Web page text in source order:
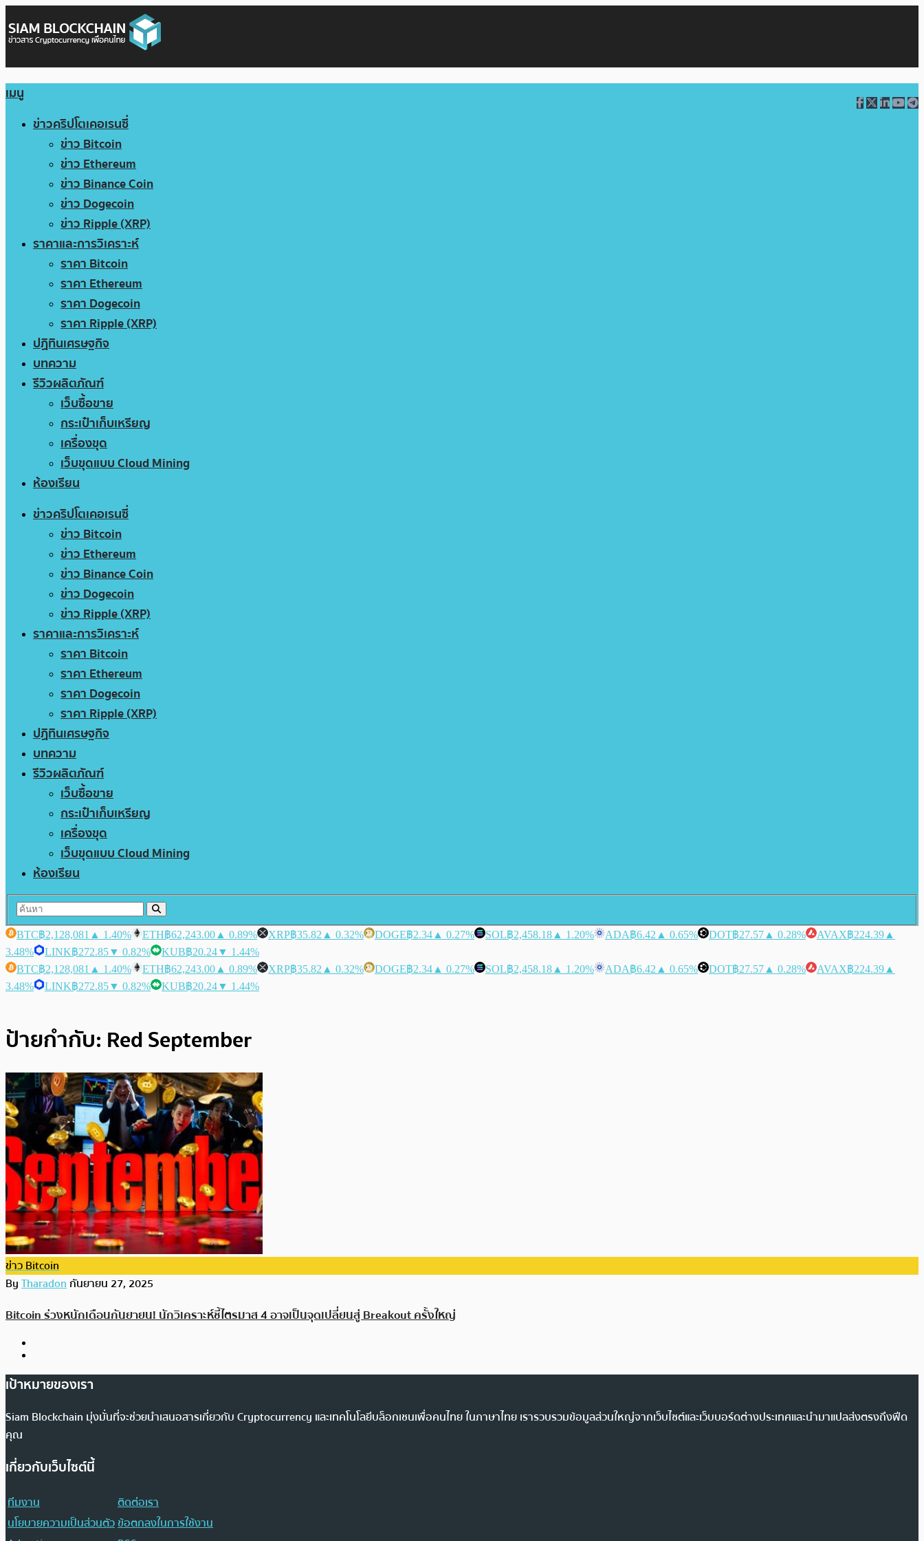
เมนู
ข่าวคริปโตเคอเรนซี่
ข่าว Bitcoin
ข่าว Ethereum
ข่าว Binance Coin
ข่าว Dogecoin
ข่าว Ripple (XRP)
ราคาและการวิเคราะห์
ราคา Bitcoin
ราคา Ethereum
ราคา Dogecoin
ราคา Ripple (XRP)
ปฏิทินเศรษฐกิจ
บทความ
รีวิวผลิตภัณฑ์
เว็บซื้อขาย
กระเป๋าเก็บเหรียญ
เครื่องขุด
เว็บขุดแบบ Cloud Mining
ห้องเรียน
ข่าวคริปโตเคอเรนซี่
ข่าว Bitcoin
ข่าว Ethereum
ข่าว Binance Coin
ข่าว Dogecoin
ข่าว Ripple (XRP)
ราคาและการวิเคราะห์
ราคา Bitcoin
ราคา Ethereum
ราคา Dogecoin
ราคา Ripple (XRP)
ปฏิทินเศรษฐกิจ
บทความ
รีวิวผลิตภัณฑ์
เว็บซื้อขาย
กระเป๋าเก็บเหรียญ
เครื่องขุด
เว็บขุดแบบ Cloud Mining
ห้องเรียน
BTC฿2,128,081 ▲ 1.40% ETH฿62,243.00 ▲ 0.89% XRP฿35.82 ▲ 0.32% DOGE฿2.34 ▲ 0.27% SOL฿2,458.18 ▲ 1.20% ADA฿6.42 ▲ 0.65% DOT฿27.57 ▲ 0.28% AVAX฿224.39 ▲
3.48%
LINK฿272.85▼ 0.82% KUB฿20.24▼ 1.44%
BTC฿2,128,081 ▲ 1.40% ETH฿62,243.00 ▲ 0.89% XRP฿35.82 ▲ 0.32% DOGE฿2.34 ▲ 0.27% SOL฿2,458.18 ▲ 1.20% ADA฿6.42 ▲ 0.65% DOT฿27.57 ▲ 0.28% AVAX฿224.39 ▲
3.48%
LINK฿272.85▼ 0.82% KUB฿20.24▼ 1.44%
ป้ายกำกับ: Red September
ข่าว Bitcoin
ByTharadonกันยายน 27, 2025
Bitcoin ร่วงหนักเดือนกันยายน! นักวิเคราะห์ชี้ไตรมาส 4 อาจเป็นจุดเปลี่ยนสู่ Breakout ครั้งใหญ่
เป้าหมายของเรา
Siam Blockchain มุ่งมั่นที่จะช่วยนำเสนอสารเกี่ยวกับ Cryptocurrency และเทคโนโลยีบล็อกเชนเพื่อคนไทย ในภาษาไทย เรารวบรวมข้อมูลส่วนใหญ่จากเว็บไซต์และเว็บบอร์ดต่างประเทศและนำมาแปลส่งตรงถึงฟีด
คุณ
เกี่ยวกับเว็บไซต์นี้
ทีมงาน
ติดต่อเรา
นโยบายความเป็นส่วนตัวข้อตกลงในการใช้งาน